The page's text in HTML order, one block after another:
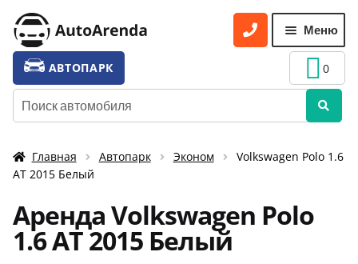
Перейти
к
навигации
Перейти
к
содержимому
Меню
УСЛУГИ
меню
ТАРИФЫ
УСЛОВИЯ АРЕНДЫ
АКЦИИ
АВТОПАРК
Искать:
0
Главная Автопарк Эконом
Volkswagen Polo 1.6
АТ 2015 Белый
Аренда Volkswagen Polo
1.6 АТ 2015 Белый